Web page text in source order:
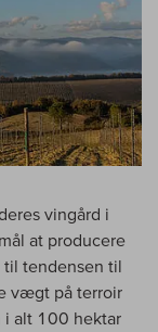
vingård i
at producere
tendensen til
vægt på terroir
i alt 100 hektar